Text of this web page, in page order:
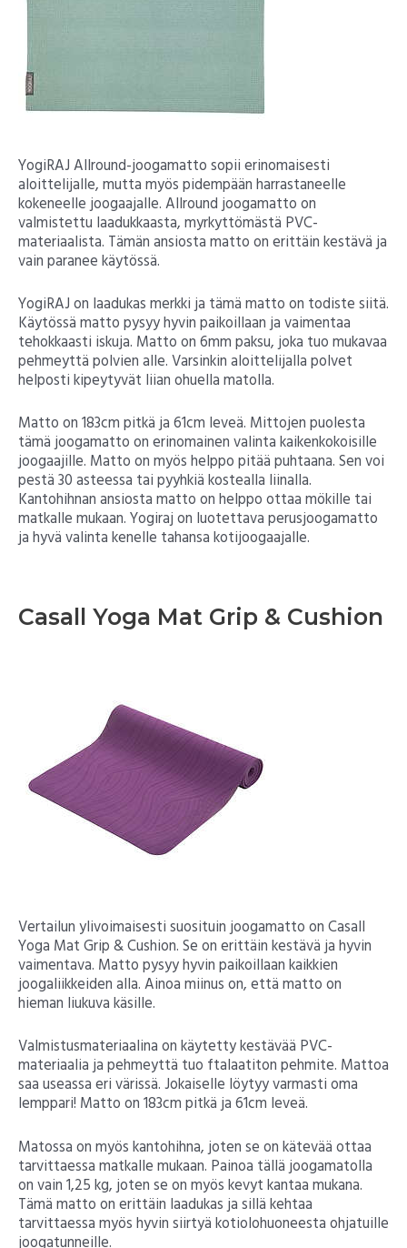
YogiRAJ Allround-joogamatto sopii erinomaisesti
aloittelijalle, mutta myös pidempään harrastaneelle
kokeneelle joogaajalle. Allround joogamatto on
valmistettu laadukkaasta, myrkyttömästä PVC-
materiaalista. Tämän ansiosta matto on erittäin kestävä ja
vain paranee käytössä.
YogiRAJ on laadukas merkki ja tämä matto on todiste siitä.
Käytössä matto pysyy hyvin paikoillaan ja vaimentaa
tehokkaasti iskuja. Matto on 6mm paksu, joka tuo mukavaa
pehmeyttä polvien alle. Varsinkin aloittelijalla polvet
helposti kipeytyvät liian ohuella matolla.
Matto on 183cm pitkä ja 61cm leveä. Mittojen puolesta
tämä joogamatto on erinomainen valinta kaikenkokoisille
joogaajille. Matto on myös helppo pitää puhtaana. Sen voi
pestä 30 asteessa tai pyyhkiä kostealla liinalla.
Kantohihnan ansiosta matto on helppo ottaa mökille tai
matkalle mukaan. Yogiraj on luotettava perusjoogamatto
ja hyvä valinta kenelle tahansa kotijoogaajalle.
Casall Yoga Mat Grip & Cushion
Vertailun ylivoimaisesti suosituin joogamatto on Casall
Yoga Mat Grip & Cushion. Se on erittäin kestävä ja hyvin
vaimentava. Matto pysyy hyvin paikoillaan kaikkien
joogaliikkeiden alla. Ainoa miinus on, että matto on
hieman liukuva käsille.
Valmistusmateriaalina on käytetty kestävää PVC-
materiaalia ja pehmeyttä tuo ftalaatiton pehmite. Mattoa
saa useassa eri värissä. Jokaiselle löytyy varmasti oma
lemppari! Matto on 183cm pitkä ja 61cm leveä.
Matossa on myös kantohihna, joten se on kätevää ottaa
tarvittaessa matkalle mukaan. Painoa tällä joogamatolla
on vain 1,25 kg, joten se on myös kevyt kantaa mukana.
Tämä matto on erittäin laadukas ja sillä kehtaa
tarvittaessa myös hyvin siirtyä kotiolohuoneesta ohjatuille
joogatunneille.